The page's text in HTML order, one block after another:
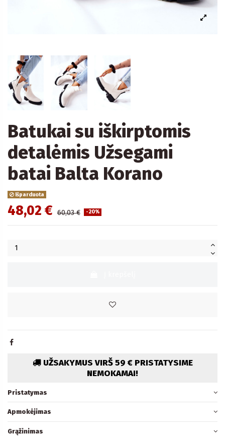
Batukai su iškirptomis
detalėmis Užsegami
batai Balta Korano
Išparduota
48,02 € 60,03 € -20%
UŽSAKYMUS VIRŠ 59 € PRISTATYSIME
NEMOKAMAI!
Pristatymas
Apmokėjimas
Grąžinimas